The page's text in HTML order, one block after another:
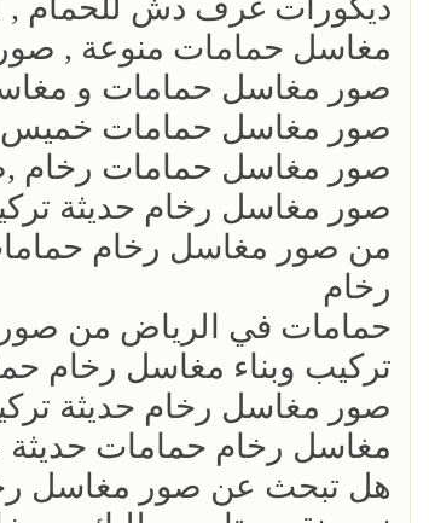
ديكورات غرف دش للحمام ,
مغاسل حمامات منوعة ,
صور مغاسل حمامات و
صور مغاسل حمامات خميس
صور مغاسل حمامات رخام
صور مغاسل رخام حديثة
من صور مغاسل رخام
رخام
حمامات في الرياض من
تركيب وبناء مغاسل رخام
صور مغاسل رخام حديثة
مغاسل رخام حمامات حديثة
هل تبحث عن صور مغاسل